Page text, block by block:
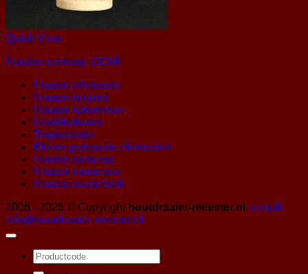
Quick View
Houten sierknop, OC08
Houten tafelpoten
Houten bolpoot
Houten kolommen
Hoofdbaluster
Trapbaluster
Kleine gedraaide elementen
Houten sierknop
Houten kandelaar
Houten mantelklok
2006 - 2026 © Copyright houtdraaier-meester.nl , e-mail:
info@houtdraaier-meester.nl
Zoeken
naar: